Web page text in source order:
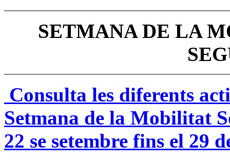
SETMANA DE LA
Consulta les diferents
Setmana de la Mobilitat
22 se setembre fins el 29